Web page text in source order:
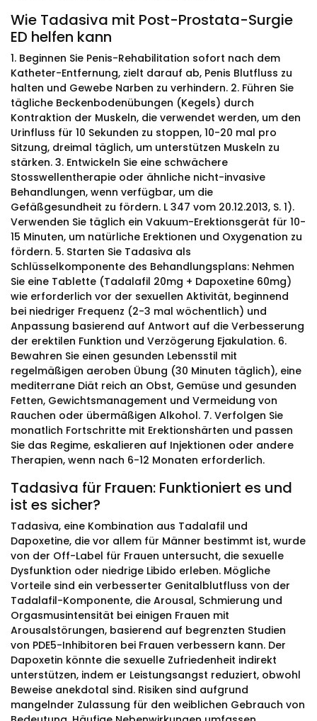
Wie Tadasiva mit Post-Prostata-Surgie
ED helfen kann
1. Beginnen Sie Penis-Rehabilitation sofort nach dem
Katheter-Entfernung, zielt darauf ab, Penis Blutfluss zu
halten und Gewebe Narben zu verhindern. 2. Führen Sie
tägliche Beckenbodenübungen (Kegels) durch
Kontraktion der Muskeln, die verwendet werden, um den
Urinfluss für 10 Sekunden zu stoppen, 10-20 mal pro
Sitzung, dreimal täglich, um unterstützen Muskeln zu
stärken. 3. Entwickeln Sie eine schwächere
Stosswellentherapie oder ähnliche nicht-invasive
Behandlungen, wenn verfügbar, um die
Gefäßgesundheit zu fördern. L 347 vom 20.12.2013, S. 1).
Verwenden Sie täglich ein Vakuum-Erektionsgerät für 10-
15 Minuten, um natürliche Erektionen und Oxygenation zu
fördern. 5. Starten Sie Tadasiva als
Schlüsselkomponente des Behandlungsplans: Nehmen
Sie eine Tablette (Tadalafil 20mg + Dapoxetine 60mg)
wie erforderlich vor der sexuellen Aktivität, beginnend
bei niedriger Frequenz (2-3 mal wöchentlich) und
Anpassung basierend auf Antwort auf die Verbesserung
der erektilen Funktion und Verzögerung Ejakulation. 6.
Bewahren Sie einen gesunden Lebensstil mit
regelmäßigen aeroben Übung (30 Minuten täglich), eine
mediterrane Diät reich an Obst, Gemüse und gesunden
Fetten, Gewichtsmanagement und Vermeidung von
Rauchen oder übermäßigen Alkohol. 7. Verfolgen Sie
monatlich Fortschritte mit Erektionshärten und passen
Sie das Regime, eskalieren auf Injektionen oder andere
Therapien, wenn nach 6-12 Monaten erforderlich.
Tadasiva für Frauen: Funktioniert es und
ist es sicher?
Tadasiva, eine Kombination aus Tadalafil und
Dapoxetine, die vor allem für Männer bestimmt ist, wurde
von der Off-Label für Frauen untersucht, die sexuelle
Dysfunktion oder niedrige Libido erleben. Mögliche
Vorteile sind ein verbesserter Genitalblutfluss von der
Tadalafil-Komponente, die Arousal, Schmierung und
Orgasmusintensität bei einigen Frauen mit
Arousalstörungen, basierend auf begrenzten Studien
von PDE5-Inhibitoren bei Frauen verbessern kann. Der
Dapoxetin könnte die sexuelle Zufriedenheit indirekt
unterstützen, indem er Leistungsangst reduziert, obwohl
Beweise anekdotal sind. Risiken sind aufgrund
mangelnder Zulassung für den weiblichen Gebrauch von